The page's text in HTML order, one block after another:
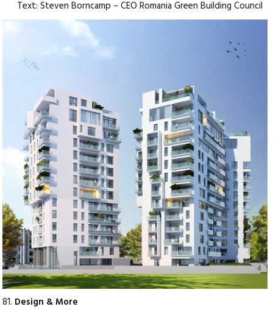
Text: Steven Borncamp – CEO Romania Green Building Council
81. Design & More